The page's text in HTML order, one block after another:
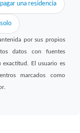
una residencia
por sus propios
datos con fuentes
exactitud. El usuario es
marcados como